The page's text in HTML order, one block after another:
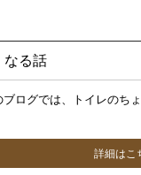
なる話
ログでは、トイレのち
詳細は